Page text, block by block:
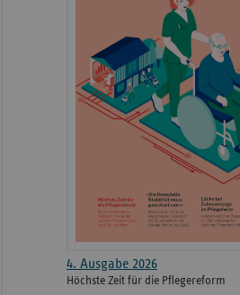
4. Ausgabe 2026
Höchste Zeit für die Pflegereform